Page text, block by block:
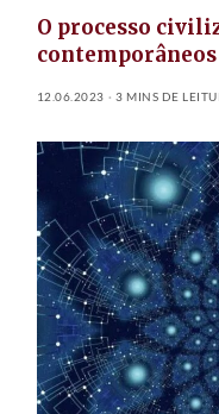
O processo
contemporâneos
12.06.2023 3 MINS DE